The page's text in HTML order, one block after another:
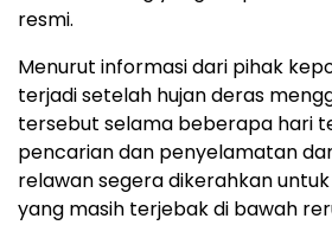
resmi.
Menurut informasi dari pihak
terjadi setelah hujan deras
tersebut selama beberapa hari
pencarian dan penyelamatan
relawan segera dikerahkan
yang masih terjebak di bawah